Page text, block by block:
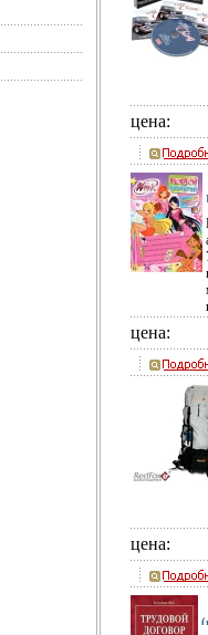
цена:
цена:
цена: